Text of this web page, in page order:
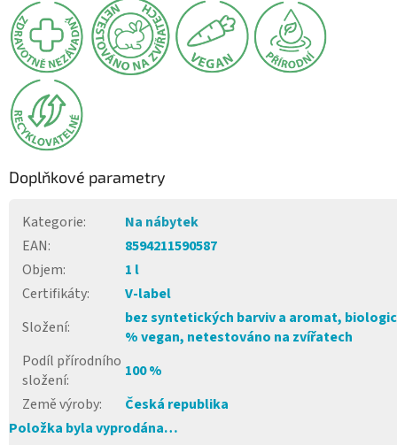
Doplňkové parametry
Kategorie:
Na nábytek
EAN:
8594211590587
Objem:
1 l
Certifikáty:
V-label
Složení:
bez syntetických barviv a aromat,
% vegan, netestováno na zvířatech
Podíl přírodního
složení:
100 %
Země výroby:
Česká republika
Položka byla vyprodána…